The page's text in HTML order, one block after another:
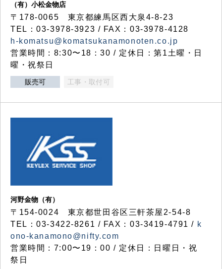
（有）小松金物店
〒178-0065 東京都練馬区西大泉4-8-23
TEL：03-3978-3923 / FAX：03-3978-4128
h-komatsu@komatsukanamonoten.co.jp
営業時間：8:30〜18：30 / 定休日：第1土曜・日
曜・祝祭日
販売可 工事・取付可
河野金物（有）
〒154-0024 東京都世田谷区三軒茶屋2-54-8
TEL：03-3422-8261 / FAX：03-3419-4791 / k
ono-kanamono@nifty.com
営業時間：7:00〜19：00 / 定休日：日曜日・祝
祭日